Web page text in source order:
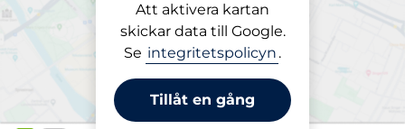
Att aktivera kartan
skickar data till Google.
Se integritetspolicyn .
Tillåt en gång
Välj din laddplats i Älvsjö